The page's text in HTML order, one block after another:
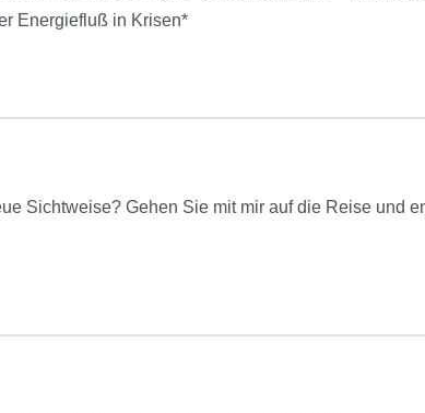
Energiefluß in Krisen*
Sichtweise? Gehen Sie mit mir auf die Reise und